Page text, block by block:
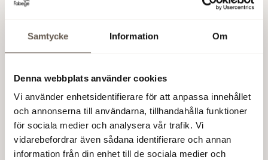
Samtycke Information Om
Denna webbplats använder cookies
Vi använder enhetsidentifierare för att anpassa innehållet
och annonserna till användarna, tillhandahålla funktioner
för sociala medier och analysera vår trafik. Vi
vidarebefordrar även sådana identifierare och annan
information från din enhet till de sociala medier och
service.